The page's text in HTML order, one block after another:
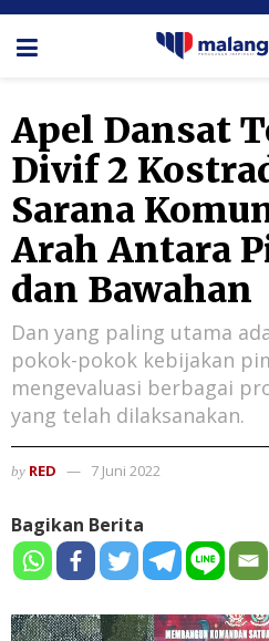
Apel Dansat
Divif 2
Sarana
Arah Antara
dan Bawahan
Dan yang paling utama
pokok-pokok kebijakan
mengevaluasi berbagai
yang telah dilaksanakan.
by RED 7 Juni 2022
Bagikan Berita